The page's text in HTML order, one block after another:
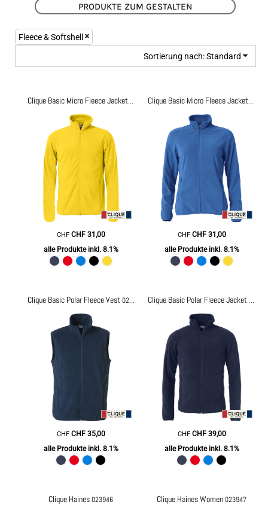
PRODUKTE ZUM GESTALTEN
Fleece & Softshell
Sortierung nach: Standard
Clique Basic Micro Fleece Jacket023914
CHF CHF31,00
alle Produkte inkl. 8.1%
Clique Basic Micro Fleece Jacket Women
CHF CHF31,00
alle Produkte inkl. 8.1%
Clique Basic Polar Fleece Vest 023902
CHF CHF35,00
alle Produkte inkl. 8.1%
Clique Basic Polar Fleece Jacket
CHF CHF39,00
alle Produkte inkl. 8.1%
Clique Haines 023946 Clique Haines Women023947